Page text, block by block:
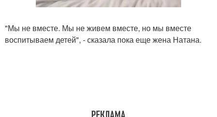
"Мы не вместе. Мы не живем вместе, но мы вместе
воспитываем детей", - сказала пока еще жена Натана.